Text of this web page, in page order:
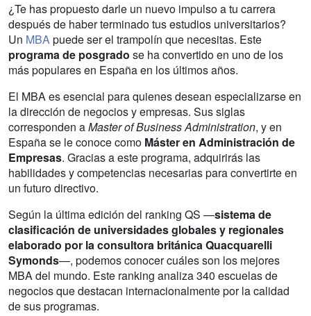
¿Te has propuesto darle un nuevo impulso a tu carrera
después de haber terminado tus estudios universitarios?
Un MBApuede ser el trampolín que necesitas. Este
programa de posgrado se ha convertido en uno de los
más populares en España en los últimos años.
El MBA es esencial para quienes desean especializarse en
la dirección de negocios y empresas. Sus siglas
corresponden aMaster of Business Administration, y en
España se le conoce como Máster en Administración de
Empresas. Gracias a este programa, adquirirás las
habilidades y competencias necesarias para convertirte en
un futuro directivo.
Según la última edición del ranking QS —sistema de
clasificación de universidades globales y regionales
elaborado por la consultora británica Quacquarelli
Symonds—, podemos conocer cuáles son los mejores
MBA del mundo. Este ranking analiza 340 escuelas de
negocios que destacan internacionalmente por la calidad
de sus programas.